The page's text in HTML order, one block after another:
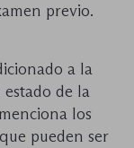
previo.
a la
de la
los
pueden ser